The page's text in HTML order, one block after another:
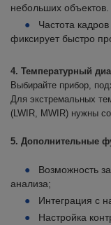
небольших объектов.
Частота
фиксирует быстро
4. Температурный
Выбирайте прибор,
Для экстремальных
(LWIR, MWIR) нужны
5. Дополнительные
Возможность
анализа;
Интеграция с
Настройка